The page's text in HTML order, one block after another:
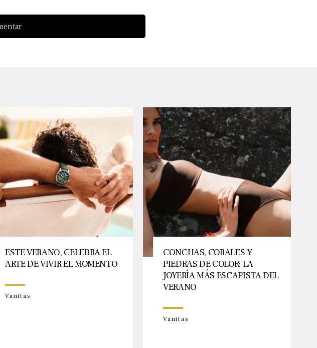
ESTE VERANO, CELEBRA EL
ARTE DE VIVIR EL MOMENTO
Vanitas
CONCHAS, CORALES Y
PIEDRAS DE COLOR: LA
JOYERÍA MÁS ESCAPISTA DEL
VERANO
Vanitas